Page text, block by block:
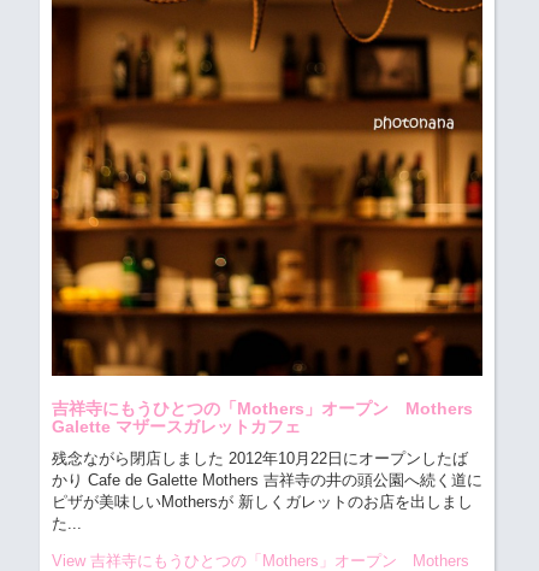
吉祥寺にもうひとつの「Mothers」オープン Mothers
Galette マザースガレットカフェ
残念ながら閉店しました 2012年10月22日にオープンしたば
かり Cafe de Galette Mothers 吉祥寺の井の頭公園へ続く道に
ピザが美味しいMothersが 新しくガレットのお店を出しまし
た...
View 吉祥寺にもうひとつの「Mothers」オープン Mothers